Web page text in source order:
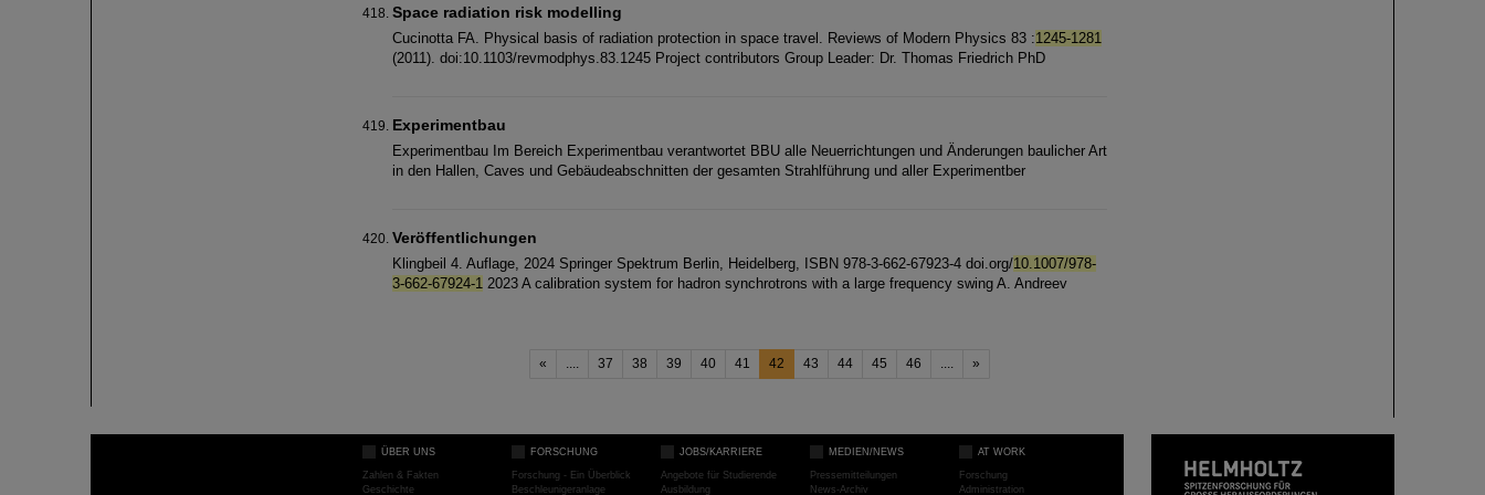
Space radiation risk modelling
Cucinotta FA. Physical basis of radiation protection in space travel. Reviews of Modern Physics 83 :1245-1281
(2011). doi:10.1103/revmodphys.83.1245 Project contributors Group Leader: Dr. Thomas Friedrich PhD
Experimentbau
Experimentbau Im Bereich Experimentbau verantwortet BBU alle Neuerrichtungen und Änderungen baulicher Art
in den Hallen, Caves und Gebäudeabschnitten der gesamten Strahlführung und aller Experimentber
Veröffentlichungen
Klingbeil 4. Auflage, 2024 Springer Spektrum Berlin, Heidelberg, ISBN 978-3-662-67923-4 doi.org/10.1007/978-
3-662-67924-1 2023 A calibration system for hadron synchrotrons with a large frequency swing A. Andreev
« .... 37 38 39 40 41 42 43 44 45 46 .... »
ÜBER UNS
Zahlen & Fakten
Geschichte
FORSCHUNG
Forschung - Ein Überblick
Beschleunigeranlage
JOBS/KARRIERE
Angebote für Studierende
Ausbildung
MEDIEN/NEWS
Pressemitteilungen
News-Archiv
AT WORK
Forschung
Administration